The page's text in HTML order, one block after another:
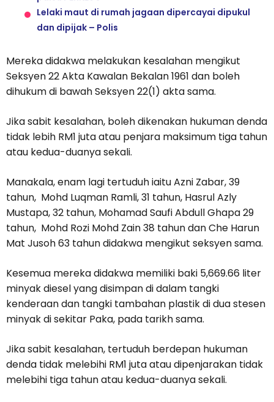
Lelaki maut di rumah jagaan dipercayai dipukul
dan dipijak – Polis
Mereka didakwa melakukan kesalahan mengikut
Seksyen 22 Akta Kawalan Bekalan 1961 dan boleh
dihukum di bawah Seksyen 22(1) akta sama.
Jika sabit kesalahan, boleh dikenakan hukuman denda
tidak lebih RM1 juta atau penjara maksimum tiga tahun
atau kedua-duanya sekali.
Manakala, enam lagi tertuduh iaitu Azni Zabar, 39
tahun, Mohd Luqman Ramli, 31 tahun, Hasrul Azly
Mustapa, 32 tahun, Mohamad Saufi Abdull Ghapa 29
tahun, Mohd Rozi Mohd Zain 38 tahun dan Che Harun
Mat Jusoh 63 tahun didakwa mengikut seksyen sama.
Kesemua mereka didakwa memiliki baki 5,669.66 liter
minyak diesel yang disimpan di dalam tangki
kenderaan dan tangki tambahan plastik di dua stesen
minyak di sekitar Paka, pada tarikh sama.
Jika sabit kesalahan, tertuduh berdepan hukuman
denda tidak melebihi RM1 juta atau dipenjarakan tidak
melebihi tiga tahun atau kedua-duanya sekali.